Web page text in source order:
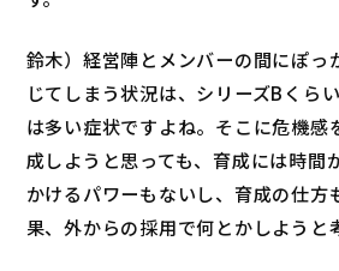
鈴木）経営陣とメンバーの間にぽっ
じてしまう状況は、シリーズBくら
は多い症状ですよね。そこに危機感
成しようと思っても、育成には時間
かけるパワーもないし、育成の仕方
果、外からの採用で何とかしようと